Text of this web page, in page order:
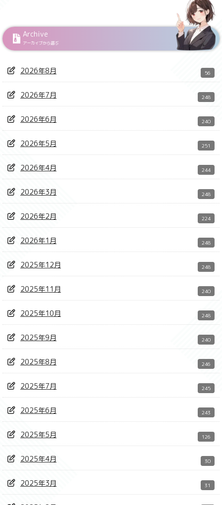
Archive
アーカイブから選ぶ
2026年8月 56
2026年7月 248
2026年6月 240
2026年5月 251
2026年4月 244
2026年3月 248
2026年2月 224
2026年1月 248
2025年12月 248
2025年11月 240
2025年10月 248
2025年9月 240
2025年8月 246
2025年7月 245
2025年6月 243
2025年5月 126
2025年4月 30
2025年3月 31